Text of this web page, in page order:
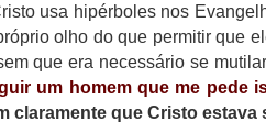
usa hipérboles nos
olho do que permitir que
que era necessário se
um homem que me pede
claramente que Cristo